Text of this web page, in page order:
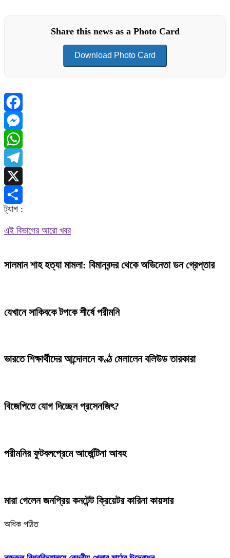
Share this news as a Photo Card
Download Photo Card
Facebook
Messenger
WhatsApp
Telegram
X
Share
ট্যাগ :
এই বিভাগের আরো খবর
সালমান শাহ হত্যা মামলা: বিমানবন্দর থেকে অভিনেতা ডন গ্রেপ্তার
যেখানে সাকিবকে টপকে শীর্ষে পরীমনি
ভারতে শিক্ষার্থীদের আন্দোলনে কণ্ঠ মেলালেন বলিউড তারকারা
বিজেপিতে যোগ দিচ্ছেন প্রসেনজিৎ?
পরীমনির ফুটবলপ্রেমে আর্জেন্টিনা আবহ
মারা গেলেন জনপ্রিয় কনটেন্ট ক্রিয়েটর কারিনা কায়সার
অধিক পঠিত